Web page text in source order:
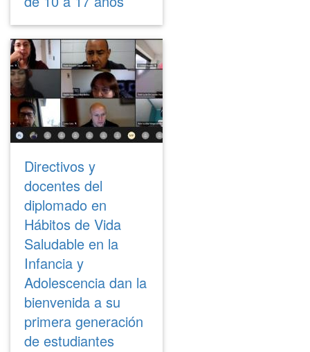
Directivos y
docentes del
diplomado en
Hábitos de Vida
Saludable en la
Infancia y
Adolescencia dan la
bienvenida a su
primera generación
de estudiantes